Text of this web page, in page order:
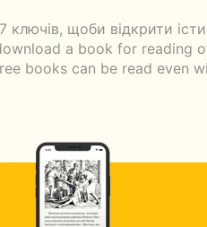
ключів, щоби відкрити
a book for reading
books can be read even